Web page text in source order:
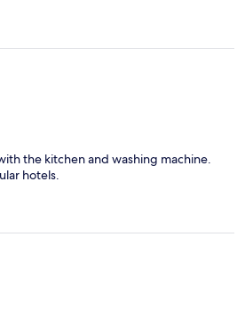
the kitchen and washing machine.
hotels.